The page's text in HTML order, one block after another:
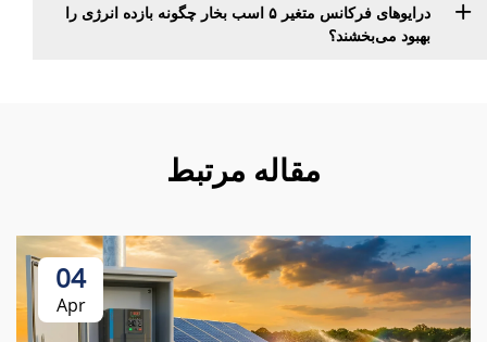
درایوهای فرکانس متغیر ۵ اسب بخار چگونه بازده انرژی را
بهبود می‌بخشند؟
مقاله مرتبط
04
Apr